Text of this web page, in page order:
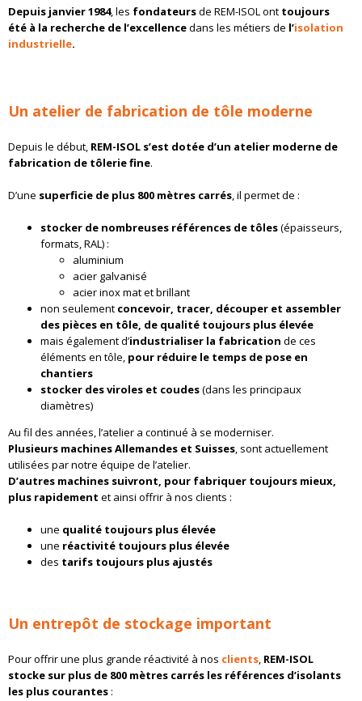
Depuis janvier 1984, les fondateursde REM-ISOL ont toujours
été à la recherche de l’excellencedans les métiers de l’isolation
industrielle.
Un atelier de fabrication de tôle moderne
Depuis le début, REM-ISOL s’est dotée d’un atelier moderne de
fabrication de tôlerie fine.
D’une superficie de plus 800 mètres carrés, il permet de :
stocker de nombreuses références de tôles(épaisseurs,
formats, RAL) :
aluminium
acier galvanisé
acier inox mat et brillant
non seulement concevoir, tracer, découper et assembler
des pièces en tôle, de qualité toujours plus élevée
mais également d’industrialiser la fabrication de ces
éléments en tôle, pour réduire le temps de pose en
chantiers
stocker des viroles et coudes(dans les principaux
diamètres)
Au fil des années, l’atelier a continué à se moderniser.
Plusieurs machines Allemandes et Suisses, sont actuellement
utilisées par notre équipe de l’atelier.
D’autres machines suivront, pour fabriquer toujours mieux,
plus rapidement et ainsi offrir à nos clients :
une qualité toujours plus élevée
une réactivité toujours plus élevée
des tarifs toujours plus ajustés
Un entrepôt de stockage important
Pour offrir une plus grande réactivité à nos clients REM-ISOL
stocke sur plus de 800 mètres carrés les références d’isolants
les plus courantes :